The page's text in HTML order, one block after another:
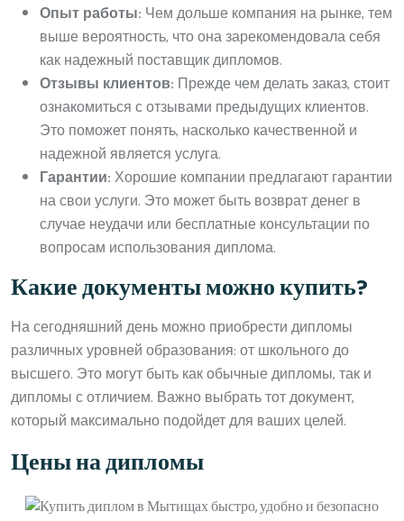
Опыт работы: Чем дольше компания на рынке, тем
выше вероятность, что она зарекомендовала себя
как надежный поставщик дипломов.
Отзывы клиентов: Прежде чем делать заказ, стоит
ознакомиться с отзывами предыдущих клиентов.
Это поможет понять, насколько качественной и
надежной является услуга.
Гарантии:Хорошие компании предлагают гарантии
на свои услуги. Это может быть возврат денег в
случае неудачи или бесплатные консультации по
вопросам использования диплома.
Какие документы можно купить?
На сегодняшний день можно приобрести дипломы
различных уровней образования: от школьного до
высшего. Это могут быть как обычные дипломы, так и
дипломы с отличием. Важно выбрать тот документ,
который максимально подойдет для ваших целей.
Цены на дипломы